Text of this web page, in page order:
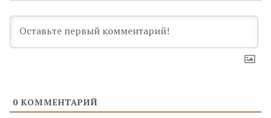
0 КОММЕНТАРИЙ